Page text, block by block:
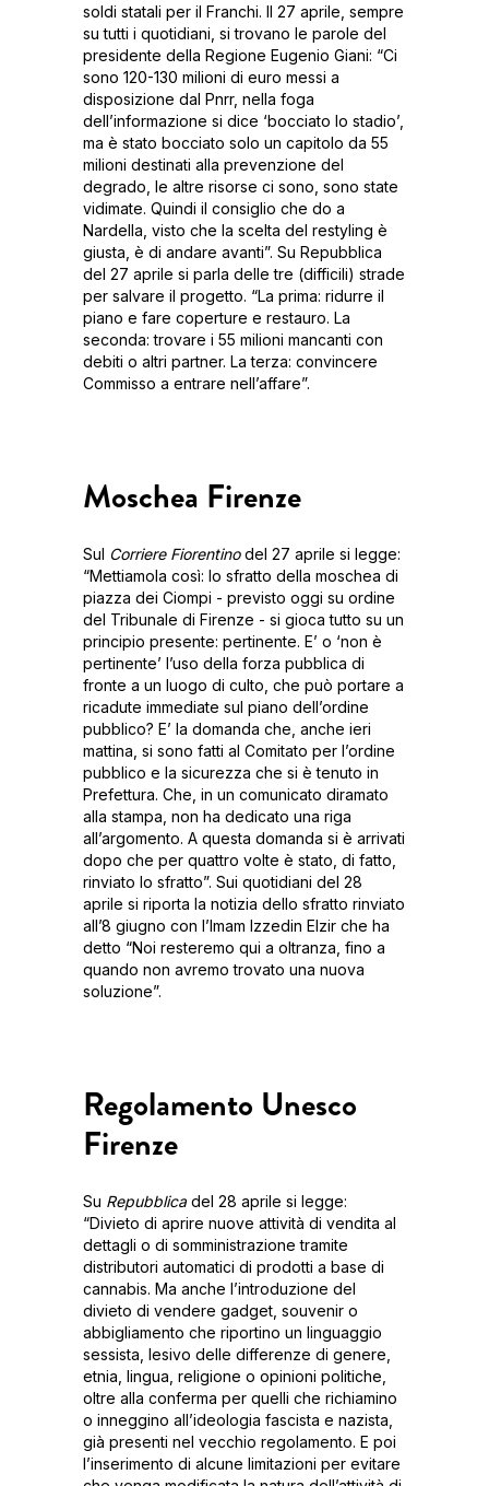
soldi statali per il Franchi. Il 27 aprile, sempre
su tutti i quotidiani, si trovano le parole del
presidente della Regione Eugenio Giani: “Ci
sono 120-130 milioni di euro messi a
disposizione dal Pnrr, nella foga
dell’informazione si dice ‘bocciato lo stadio’,
ma è stato bocciato solo un capitolo da 55
milioni destinati alla prevenzione del
degrado, le altre risorse ci sono, sono state
vidimate. Quindi il consiglio che do a
Nardella, visto che la scelta del restyling è
giusta, è di andare avanti”. Su Repubblica
del 27 aprile si parla delle tre (difficili) strade
per salvare il progetto. “La prima: ridurre il
piano e fare coperture e restauro. La
seconda: trovare i 55 milioni mancanti con
debiti o altri partner. La terza: convincere
Commisso a entrare nell’affare”.
Moschea Firenze
Sul Corriere Fiorentinodel 27 aprile si legge:
“Mettiamola così: lo sfratto della moschea di
piazza dei Ciompi - previsto oggi su ordine
del Tribunale di Firenze - si gioca tutto su un
principio presente: pertinente. E’ o ‘non è
pertinente’ l’uso della forza pubblica di
fronte a un luogo di culto, che può portare a
ricadute immediate sul piano dell’ordine
pubblico? E’ la domanda che, anche ieri
mattina, si sono fatti al Comitato per l’ordine
pubblico e la sicurezza che si è tenuto in
Prefettura. Che, in un comunicato diramato
alla stampa, non ha dedicato una riga
all’argomento. A questa domanda si è arrivati
dopo che per quattro volte è stato, di fatto,
rinviato lo sfratto”. Sui quotidiani del 28
aprile si riporta la notizia dello sfratto rinviato
all’8 giugno con l’Imam Izzedin Elzir che ha
detto “Noi resteremo qui a oltranza, fino a
quando non avremo trovato una nuova
soluzione”.
Regolamento Unesco
Firenze
Su Repubblicadel 28 aprile si legge:
“Divieto di aprire nuove attività di vendita al
dettagli o di somministrazione tramite
distributori automatici di prodotti a base di
cannabis. Ma anche l’introduzione del
divieto di vendere gadget, souvenir o
abbigliamento che riportino un linguaggio
sessista, lesivo delle differenze di genere,
etnia, lingua, religione o opinioni politiche,
oltre alla conferma per quelli che richiamino
o inneggino all’ideologia fascista e nazista,
già presenti nel vecchio regolamento. E poi
l’inserimento di alcune limitazioni per evitare